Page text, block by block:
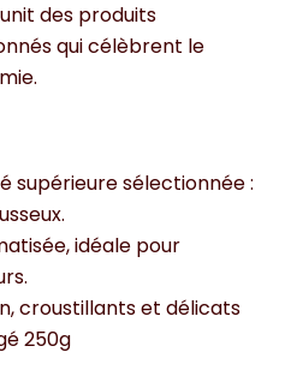
des produits
qui célèbrent le
supérieure sélectionnée :
idéale pour
croustillants et délicats
250g